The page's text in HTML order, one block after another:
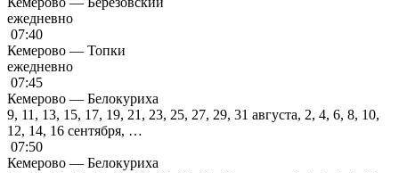
ежедневно
07:40
Кемерово — Топки
ежедневно
07:45
Кемерово — Белокуриха
9, 11, 13, 15, 17, 19, 21, 23, 25, 27, 29, 31 августа, 2, 4, 6, 8, 10,
12, 14, 16 сентября, …
07:50
Кемерово — Белокуриха